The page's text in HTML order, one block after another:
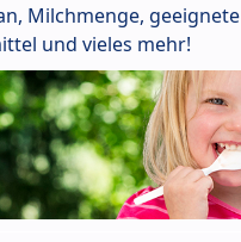
Milchmenge, geeignete
und vieles mehr!